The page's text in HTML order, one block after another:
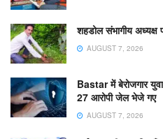
शहडोल संभागीय अध्यक्ष
AUGUST 7, 2026
Bastar में बेरोजगार
27 आरोपी जेल भेजे गए
AUGUST 7, 2026